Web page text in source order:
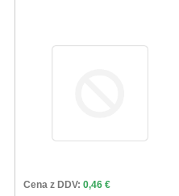
Cena z DDV: 0,46 €